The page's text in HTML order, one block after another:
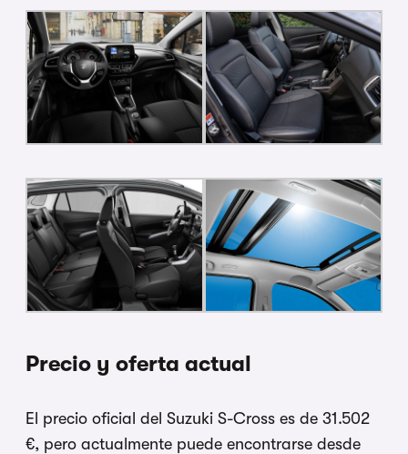
Precio y oferta actual
El precio oficial del Suzuki S-Cross es de 31.502
€, pero actualmente puede encontrarse desde